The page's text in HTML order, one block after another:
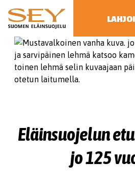
Eläinsuojelun
jo 125